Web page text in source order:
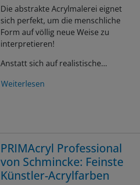
Die abstrakte Acrylmalerei eignet
sich perfekt, um die menschliche
Form auf völlig neue Weise zu
interpretieren!
Anstatt sich auf realistische…
Weiterlesen
PRIMAcryl Professional
von Schmincke: Feinste
Künstler-Acrylfarben